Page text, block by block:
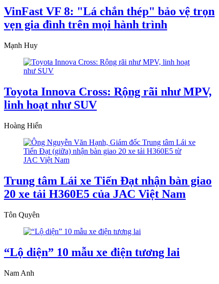
VinFast VF 8: "Lá chắn thép" bảo vệ trọn
vẹn gia đình trên mọi hành trình
Mạnh Huy
Toyota Innova Cross: Rộng rãi như MPV,
linh hoạt như SUV
Hoàng Hiển
Trung tâm Lái xe Tiến Đạt nhận bàn giao
20 xe tải H360E5 của JAC Việt Nam
Tôn Quyên
“Lộ diện” 10 mẫu xe điện tương lai
Nam Anh